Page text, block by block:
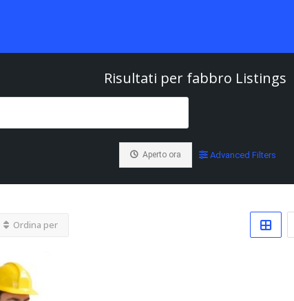
Risultati per fabbro Listings
Aperto ora Advanced Filters
Ordina per